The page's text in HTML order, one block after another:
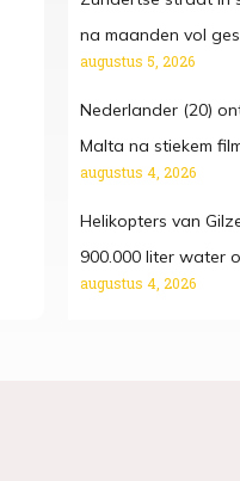
na maanden vol
augustus 5, 2026
Nederlander (20)
Malta na stiekem
augustus 4, 2026
Helikopters van
900.000 liter water
augustus 4, 2026